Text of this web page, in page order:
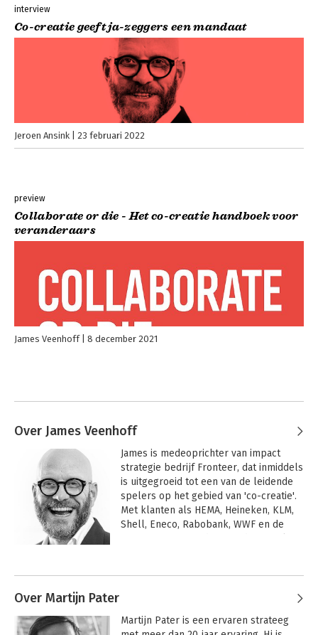
interview
Co-creatie geeft ja-zeggers een mandaat
Jeroen Ansink 23 februari 2022
preview
Collaborate or die - Het co-creatie handboek voor
veranderaars
James Veenhoff 8 december 2021
Over James Veenhoff
James is medeoprichter van impact
strategie bedrijf Fronteer, dat inmiddels
is uitgegroeid tot een van de leidende
spelers op het gebied van 'co-creatie'.
Met klanten als HEMA, Heineken, KLM,
Shell, Eneco, Rabobank, WWF en de
Bedrijfskunde (Nijenrode) en
Over Martijn Pater
Martijn Pater is een ervaren strateeg